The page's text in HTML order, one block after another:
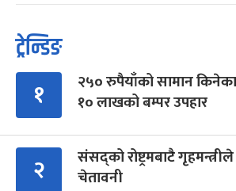
ट्रेन्डिङ
१
२५० रुपैयाँको सामान
१० लाखको बम्पर उपहार
२
संसद्को रोष्ट्रमबाटै गृहमन्त्रीले
चेतावनी